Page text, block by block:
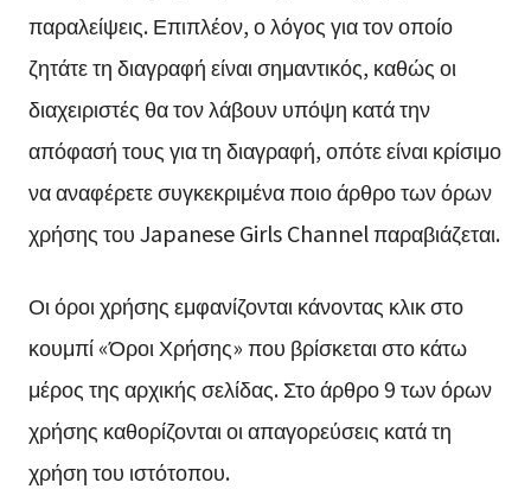
παραλείψεις. Επιπλέον, ο λόγος για τον οποίο
ζητάτε τη διαγραφή είναι σημαντικός, καθώς οι
διαχειριστές θα τον λάβουν υπόψη κατά την
απόφασή τους για τη διαγραφή, οπότε είναι κρίσιμο
να αναφέρετε συγκεκριμένα ποιο άρθρο των όρων
χρήσης του Japanese Girls Channel παραβιάζεται.
Οι όροι χρήσης εμφανίζονται κάνοντας κλικ στο
κουμπί «Όροι Χρήσης» που βρίσκεται στο κάτω
μέρος της αρχικής σελίδας. Στο άρθρο 9 των όρων
χρήσης καθορίζονται οι απαγορεύσεις κατά τη
χρήση του ιστότοπου.